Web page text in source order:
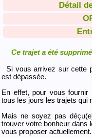
Détail
Ce trajet a été
Si vous arrivez sur cette
est dépassée.
En effet, pour vous fournir
tous les jours les trajets qui
Mais ne soyez pas
trouver votre bonheur dans
vous proposer actuellement.